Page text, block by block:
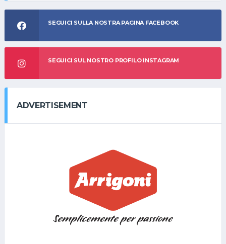
SEGUICI SULLA NOSTRA PAGINA FACEBOOK
SEGUICI SUL NOSTRO PROFILO INSTAGRAM
ADVERTISEMENT